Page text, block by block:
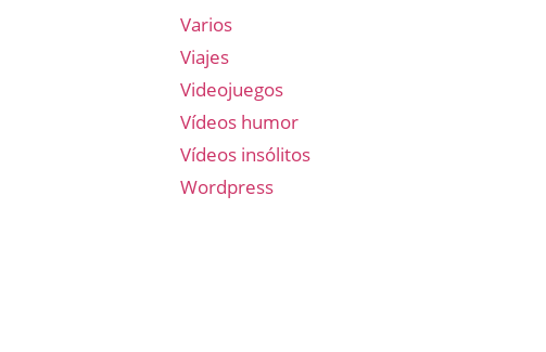
Varios
Viajes
Videojuegos
Vídeos humor
Vídeos insólitos
Wordpress